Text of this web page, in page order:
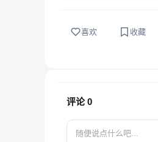
喜欢 收藏
评论0